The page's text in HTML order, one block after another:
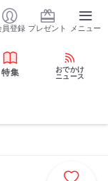
員登録 プレゼント メニュー
特集
おでかけ
ニュース